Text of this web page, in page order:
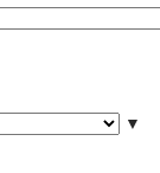
▼